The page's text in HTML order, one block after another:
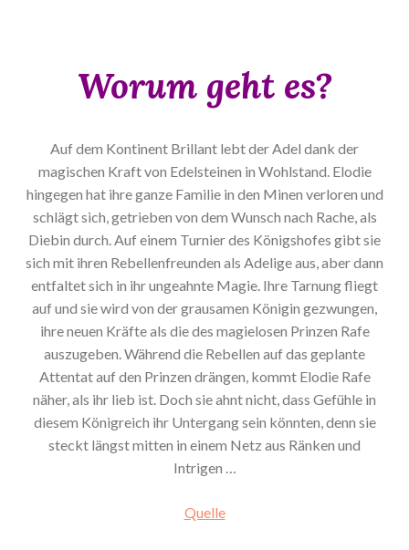
Worum geht es?
Auf dem Kontinent Brillant lebt der Adel dank der
magischen Kraft von Edelsteinen in Wohlstand. Elodie
hingegen hat ihre ganze Familie in den Minen verloren und
schlägt sich, getrieben von dem Wunsch nach Rache, als
Diebin durch. Auf einem Turnier des Königshofes gibt sie
sich mit ihren Rebellenfreunden als Adelige aus, aber dann
entfaltet sich in ihr ungeahnte Magie. Ihre Tarnung fliegt
auf und sie wird von der grausamen Königin gezwungen,
ihre neuen Kräfte als die des magielosen Prinzen Rafe
auszugeben. Während die Rebellen auf das geplante
Attentat auf den Prinzen drängen, kommt Elodie Rafe
näher, als ihr lieb ist. Doch sie ahnt nicht, dass Gefühle in
diesem Königreich ihr Untergang sein könnten, denn sie
steckt längst mitten in einem Netz aus Ränken und
Intrigen …
Quelle